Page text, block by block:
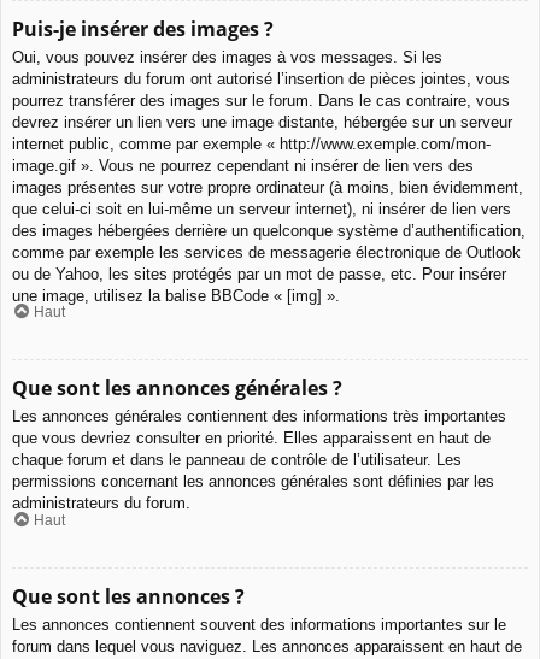
Puis-je insérer des images ?
Oui, vous pouvez insérer des images à vos messages. Si les
administrateurs du forum ont autorisé l’insertion de pièces jointes, vous
pourrez transférer des images sur le forum. Dans le cas contraire, vous
devrez insérer un lien vers une image distante, hébergée sur un serveur
internet public, comme par exemple « http://www.exemple.com/mon-
image.gif ». Vous ne pourrez cependant ni insérer de lien vers des
images présentes sur votre propre ordinateur (à moins, bien évidemment,
que celui-ci soit en lui-même un serveur internet), ni insérer de lien vers
des images hébergées derrière un quelconque système d’authentification,
comme par exemple les services de messagerie électronique de Outlook
ou de Yahoo, les sites protégés par un mot de passe, etc. Pour insérer
une image, utilisez la balise BBCode « [img] ».
Haut
Que sont les annonces générales ?
Les annonces générales contiennent des informations très importantes
que vous devriez consulter en priorité. Elles apparaissent en haut de
chaque forum et dans le panneau de contrôle de l’utilisateur. Les
permissions concernant les annonces générales sont définies par les
administrateurs du forum.
Haut
Que sont les annonces ?
Les annonces contiennent souvent des informations importantes sur le
forum dans lequel vous naviguez. Les annonces apparaissent en haut de